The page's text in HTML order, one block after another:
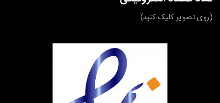
(روی تصویر کلیک کنید)